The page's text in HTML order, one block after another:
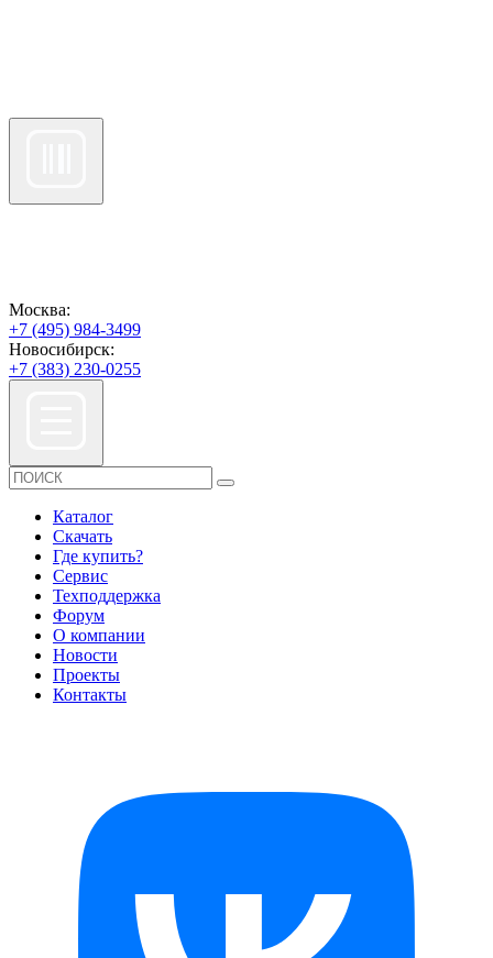
Москва:
+7 (495) 984-3499
Новосибирск:
+7 (383) 230-0255
Каталог
Скачать
Где купить?
Сервис
Техподдержка
Форум
О компании
Новости
Проекты
Контакты